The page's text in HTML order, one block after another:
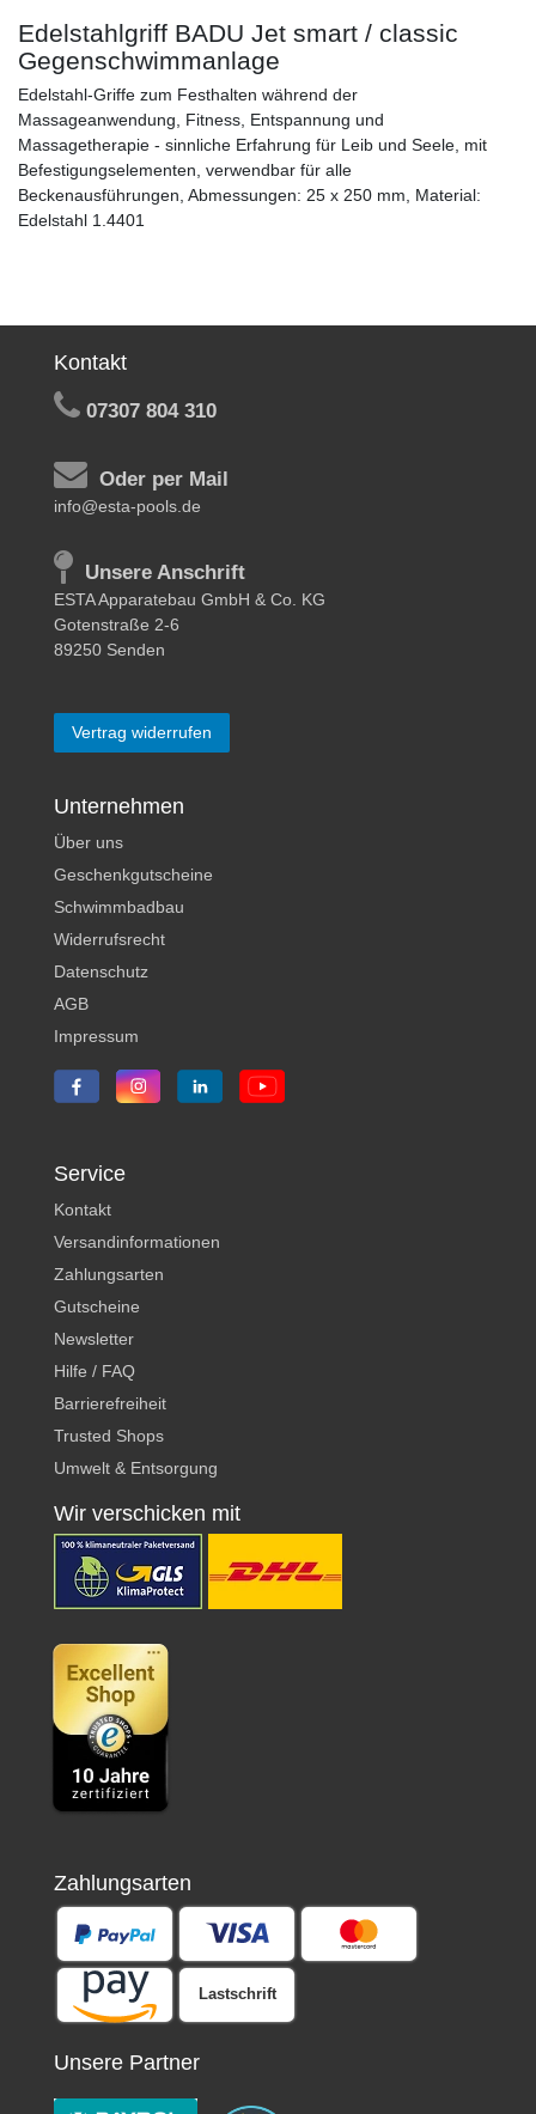
Edelstahlgriff BADU Jet smart / classic
Gegenschwimmanlage
Edelstahl-Griffe zum Festhalten während der
Massageanwendung, Fitness, Entspannung und
Massagetherapie - sinnliche Erfahrung für Leib und Seele, mit
Befestigungselementen, verwendbar für alle
Beckenausführungen, Abmessungen: 25 x 250 mm, Material:
Edelstahl 1.4401
Kontakt
07307 804 310
Oder per Mail
info@esta-pools.de
Unsere Anschrift
ESTA Apparatebau GmbH & Co. KG
Gotenstraße 2-6
89250 Senden
Vertrag widerrufen
Unternehmen
Über uns
Geschenkgutscheine
Schwimmbadbau
Widerrufsrecht
Datenschutz
AGB
Impressum
Service
Kontakt
Versandinformationen
Zahlungsarten
Gutscheine
Newsletter
Hilfe / FAQ
Barrierefreiheit
Trusted Shops
Umwelt & Entsorgung
Wir verschicken mit
Zahlungsarten
Lastschrift
Unsere Partner